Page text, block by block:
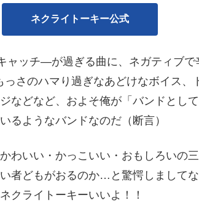
ネクライトーキー公式
ャッチ―が過ぎる曲に、ネガティブ
っさのハマり過ぎなあどけなボイス、
などなど、およそ俺が「バンドとし
るようなバンドなのだ（断言）
わいい・かっこいい・おもしろいの
者どもがおるのか…と驚愕しまして
クライトーキーいいよ！！